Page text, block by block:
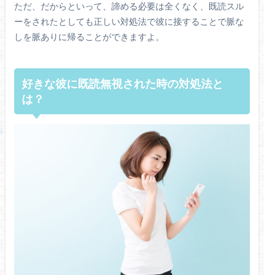
ただ、だからといって、諦める必要は全くなく、既読スル
ーをされたとしても正しい対処法で彼に接することで脈な
しを脈ありに帰ることができますよ。
好きな彼に既読無視された時の対処法と
は？